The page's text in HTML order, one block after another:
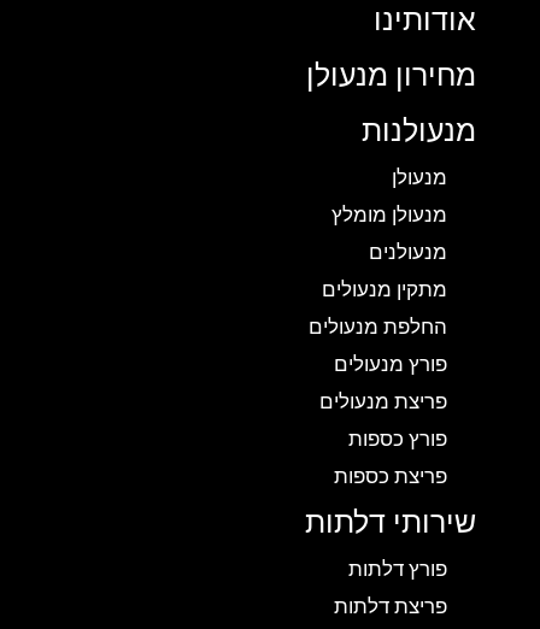
אודותינו
מחירון מנעולן
מנעולנות
מנעולן
מנעולן מומלץ
מנעולנים
מתקין מנעולים
החלפת מנעולים
פורץ מנעולים
פריצת מנעולים
פורץ כספות
פריצת כספות
שירותי דלתות
פורץ דלתות
פריצת דלתות